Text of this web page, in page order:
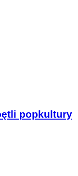
popkultury